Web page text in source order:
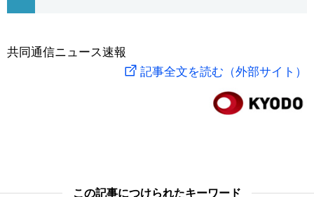
社会
旅と暮らし
科学・技術
暮らし
共同通信ニュース速報
記事全文を読む（外部サイト）
この記事につけられたキーワード